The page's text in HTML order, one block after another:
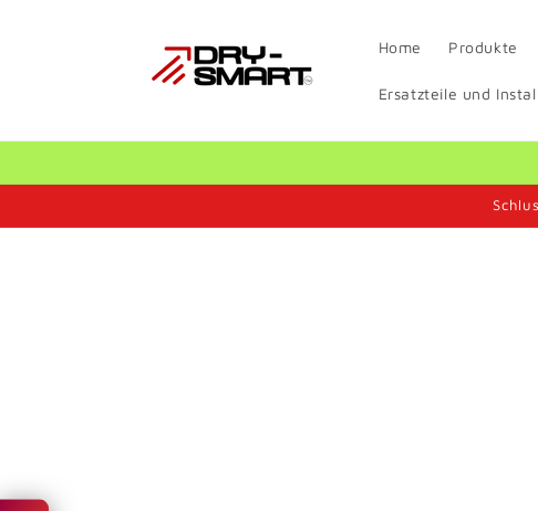
Home Produkte
Ersatzteile und